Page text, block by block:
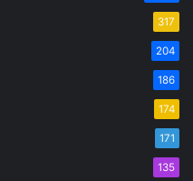
317
204
186
174
171
135